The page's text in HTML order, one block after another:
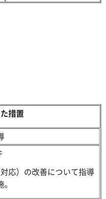
措置
応）の改善について指導